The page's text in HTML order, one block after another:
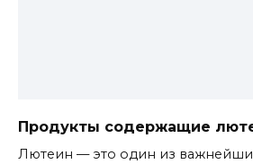
Продукты содержащие
Лютеин — это один из